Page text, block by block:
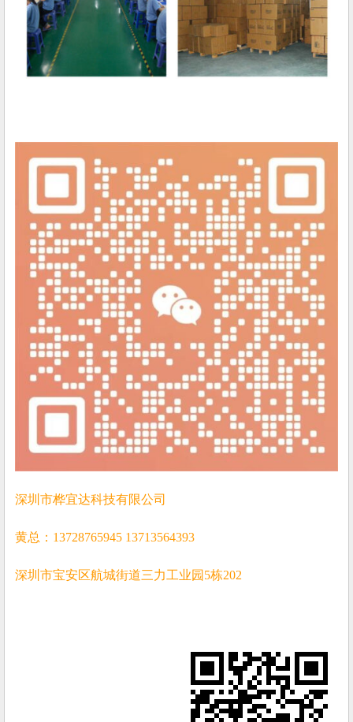
深圳市桦宜达科技有限公司
黄总：13728765945 13713564393
深圳市宝安区航城街道三力工业园5栋202